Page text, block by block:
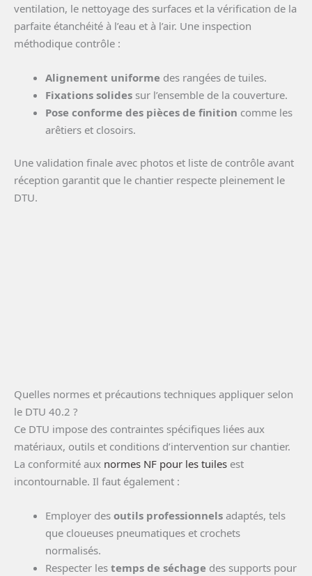
ventilation, le nettoyage des surfaces et la vérification de la
parfaite étanchéité à l’eau et à l’air. Une inspection
méthodique contrôle :
Alignement uniforme des rangées de tuiles.
Fixations solides sur l’ensemble de la couverture.
Pose conforme des pièces de finition comme les
arêtiers et closoirs.
Une validation finale avec photos et liste de contrôle avant
réception garantit que le chantier respecte pleinement le
DTU.
Quelles normes et précautions techniques appliquer selon
le DTU 40.2 ?
Ce DTU impose des contraintes spécifiques liées aux
matériaux, outils et conditions d’intervention sur chantier.
La conformité aux normes NF pour les tuiles est
incontournable. Il faut également :
Employer des outils professionnels adaptés, tels
que cloueuses pneumatiques et crochets
normalisés.
Respecter les temps de séchage des supports pour